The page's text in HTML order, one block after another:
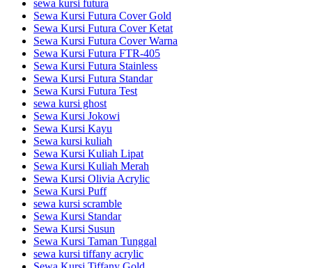
sewa kursi futura
Sewa Kursi Futura Cover Gold
Sewa Kursi Futura Cover Ketat
Sewa Kursi Futura Cover Warna
Sewa Kursi Futura FTR-405
Sewa Kursi Futura Stainless
Sewa Kursi Futura Standar
Sewa Kursi Futura Test
sewa kursi ghost
Sewa Kursi Jokowi
Sewa Kursi Kayu
Sewa kursi kuliah
Sewa Kursi Kuliah Lipat
Sewa Kursi Kuliah Merah
Sewa Kursi Olivia Acrylic
Sewa Kursi Puff
sewa kursi scramble
Sewa Kursi Standar
Sewa Kursi Susun
Sewa Kursi Taman Tunggal
sewa kursi tiffany acrylic